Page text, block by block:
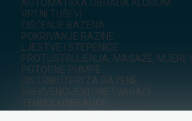
AUTOMATSKA OBRADA KLOROM
VRTNI TUŠEVI
ČIŠĆENJE BAZENA
POKRIVANJE RAZINE
LJESTVE I STEPENICE
PROTUSTRUJENJA, MASAŽE, MJERI,
POTOPNE PUMPE
DISTRIBUTERI ZA BAZENE
FREKVENCIJSKI PRETVARAČI
TEHNOLOŠKE KUĆE
PRELJEVNE REŠETKE, OLUK